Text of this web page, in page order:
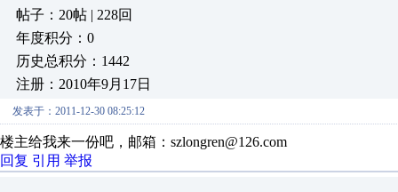
帖子：20帖 | 228回
年度积分：0
历史总积分：1442
注册：2010年9月17日
发表于：2011-12-30 08:25:12
楼主给我来一份吧，邮箱：szlongren@126.com
回复 引用 举报